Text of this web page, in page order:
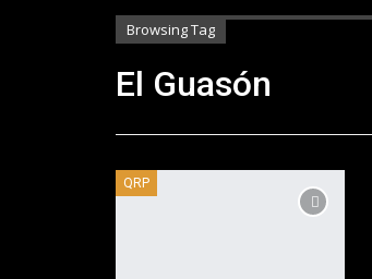
Browsing Tag
El Guasón
QRP